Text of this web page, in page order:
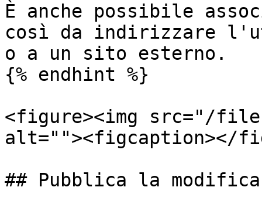
È anche possibile
così da indirizzare
o a un sito esterno.
{% endhint %}
<figure><img src="/
alt=""><figcaption></
## Pubblica la modifica